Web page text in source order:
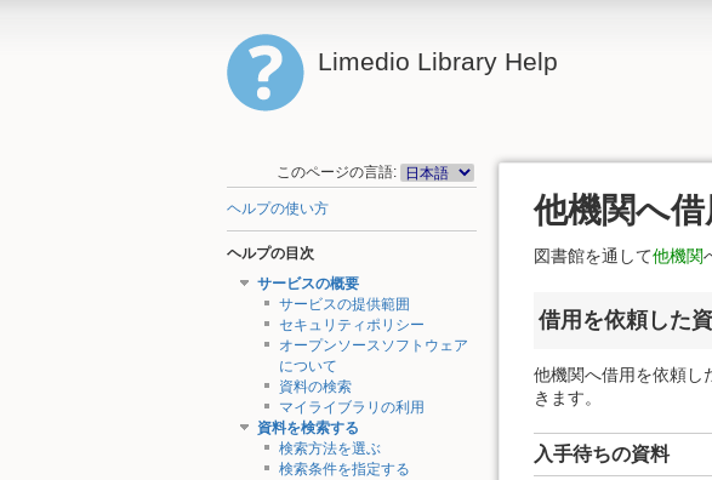
Limedio Library Help
このページの言語:
ヘルプの使い方
ヘルプの目次
サービスの概要
サービスの提供範囲
セキュリティポリシー
オープンソースソフトウェア
について
資料の検索
マイライブラリの利用
資料を検索する
検索方法を選ぶ
検索条件を指定する
他機関へ
図書館を通して他機関
借用を依頼した
他機関へ借用を依頼し
きます。
入手待ちの資料